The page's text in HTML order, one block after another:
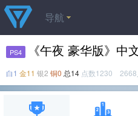
导航
PS4 《午夜 豪华版》中
白1 金11 银2 铜0 总14 点数1230